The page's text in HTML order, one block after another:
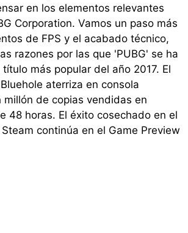
en los elementos relevantes
Corporation. Vamos un paso más
de FPS y el acabado técnico,
razones por las que 'PUBG' se ha
más popular del año 2017. El
aterriza en consola
millón de copias vendidas en
48 horas. El éxito cosechado en el
continúa en el Game Preview